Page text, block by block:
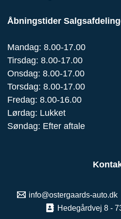
Åbningstider
Mandag: 8.00-17.00
Tirsdag: 8.00-17.00
Onsdag: 8.00-17.00
Torsdag: 8.00-17.00
Fredag: 8.00-16.00
Lørdag: Lukket
Søndag: Efter aftale
info@ostergaards-auto.dk
Hedegårdvej 8 -